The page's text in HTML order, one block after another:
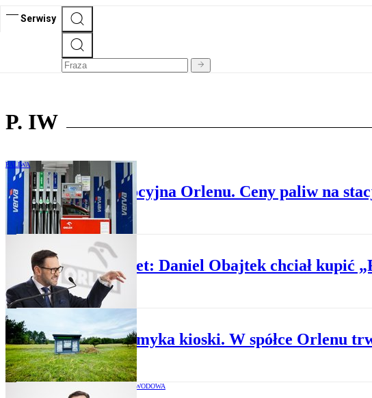
Serwisy
P. IW
PALIWA
Nowa akcja promocyjna Orlenu. Ceny paliw na
Radio Zet: Daniel Obajtek chciał kupić
Ruch zamyka kioski. W spółce Orlenu
ENERGETYKA ZAWODOWA